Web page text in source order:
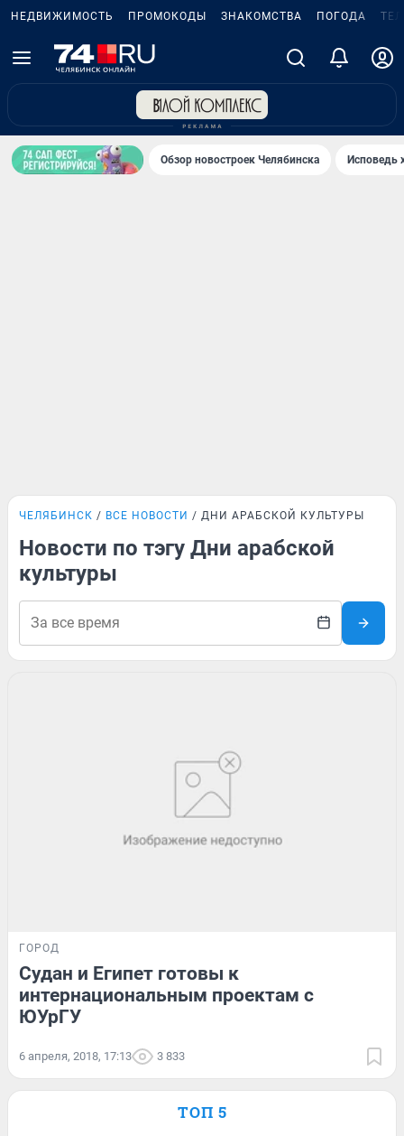
НЕДВИЖИМОСТЬ ПРОМОКОДЫ ЗНАКОМСТВА ПОГОДА
Обзор новостроек Челябинска Исповедь
ЧЕЛЯБИНСК ВСЕ НОВОСТИ ДНИ АРАБСКОЙ КУЛЬТУРЫ
Новости по тэгу Дни арабской
культуры
ГОРОД
Судан и Египет готовы к
интернациональным проектам с
ЮУрГУ
6 апреля, 2018, 17:13 3 833
ТОП 5